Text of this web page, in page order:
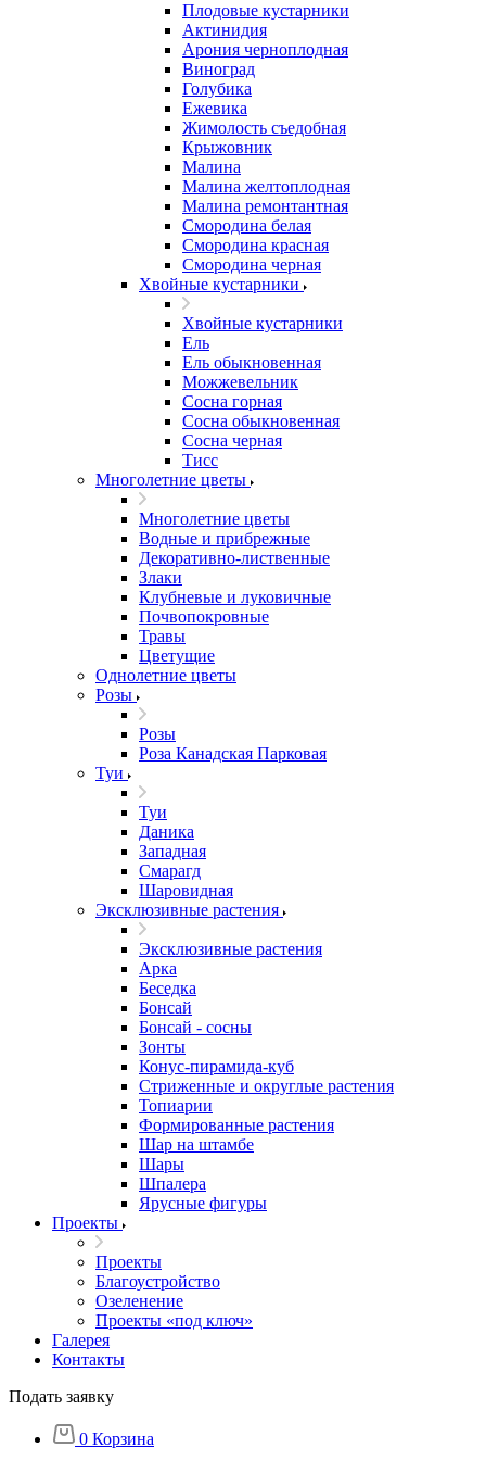
Плодовые кустарники
Актинидия
Арония черноплодная
Виноград
Голубика
Ежевика
Жимолость съедобная
Крыжовник
Малина
Малина желтоплодная
Малина ремонтантная
Смородина белая
Смородина красная
Смородина черная
Хвойные кустарники
Хвойные кустарники
Ель
Ель обыкновенная
Можжевельник
Сосна горная
Сосна обыкновенная
Сосна черная
Тисс
Многолетние цветы
Многолетние цветы
Водные и прибрежные
Декоративно-лиственные
Злаки
Клубневые и луковичные
Почвопокровные
Травы
Цветущие
Однолетние цветы
Розы
Розы
Роза Канадская Парковая
Туи
Туи
Даника
Западная
Смарагд
Шаровидная
Эксклюзивные растения
Эксклюзивные растения
Арка
Беседка
Бонсай
Бонсай - сосны
Зонты
Конус-пирамида-куб
Стриженные и округлые растения
Топиарии
Формированные растения
Шар на штамбе
Шары
Шпалера
Ярусные фигуры
Проекты
Проекты
Благоустройство
Озеленение
Проекты «под ключ»
Галерея
Контакты
Подать заявку
0 Корзина